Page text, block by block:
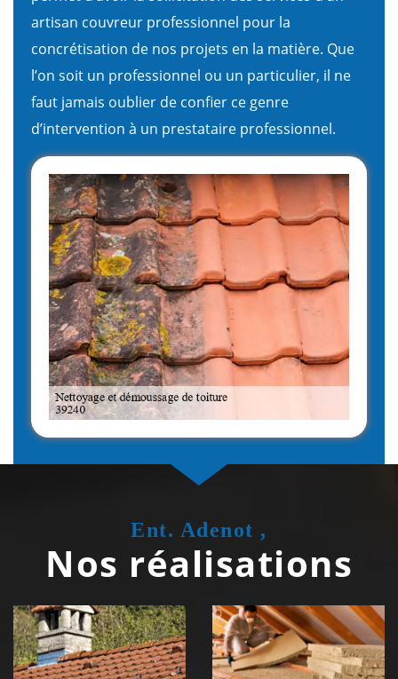
artisan couvreur professionnel pour la
concrétisation de nos projets en la matière. Que
l’on soit un professionnel ou un particulier, il ne
faut jamais oublier de confier ce genre
d’intervention à un prestataire professionnel.
Ent. Adenot ,
Nos réalisations
Couvreur
zingueur 39
Jura
Isolation de
toiture 39
Jura